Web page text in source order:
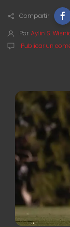
Compartir
Por Aylin S.
Publicar un